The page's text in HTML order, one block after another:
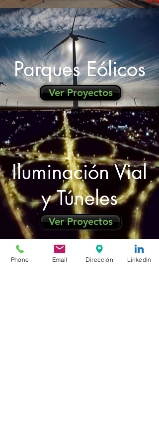
Parques Eólicos
Ver Proyectos
Iluminación Vial
y Túneles
Ver Proyectos
Phone Email Dirección LinkedIn